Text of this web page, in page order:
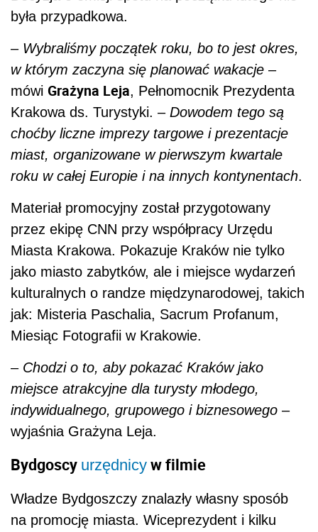
była przypadkowa.
– Wybraliśmy początek roku, bo to jest okres,
w którym zaczyna się planować wakacje –
mówi Grażyna Leja, Pełnomocnik Prezydenta
Krakowa ds. Turystyki. – Dowodem tego są
choćby liczne imprezy targowe i prezentacje
miast, organizowane w pierwszym kwartale
roku w całej Europie i na innych kontynentach.
Materiał promocyjny został przygotowany
przez ekipę CNN przy współpracy Urzędu
Miasta Krakowa. Pokazuje Kraków nie tylko
jako miasto zabytków, ale i miejsce wydarzeń
kulturalnych o randze międzynarodowej, takich
jak: Misteria Paschalia, Sacrum Profanum,
Miesiąc Fotografii w Krakowie.
– Chodzi o to, aby pokazać Kraków jako
miejsce atrakcyjne dla turysty młodego,
indywidualnego, grupowego i biznesowego –
wyjaśnia Grażyna Leja.
Bydgoscy urzędnicy w filmie
Władze Bydgoszczy znalazły własny sposób
na promocję miasta. Wiceprezydent i kilku